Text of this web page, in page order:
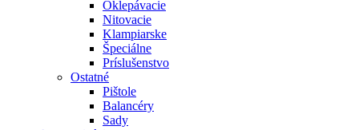
Oklepávacie
Nitovacie
Klampiarske
Špeciálne
Príslušenstvo
Ostatné
Pištole
Balancéry
Sady